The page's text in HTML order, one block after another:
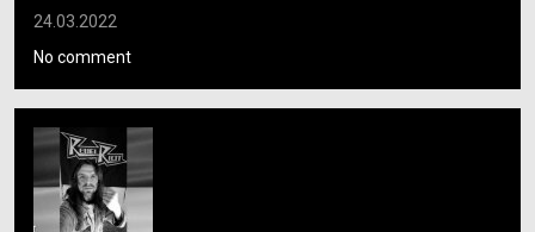
24.03.2022
No comment